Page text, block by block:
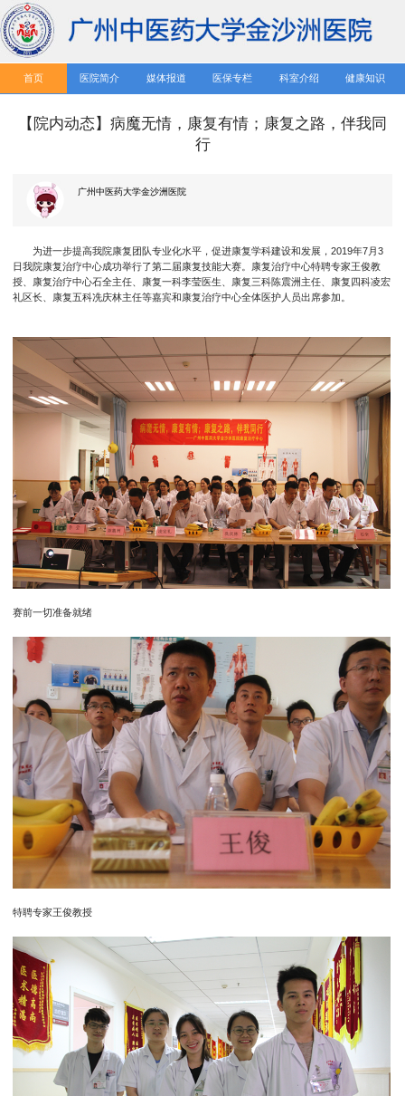
首页 医院简介 媒体报道 医保专栏 科室介绍 健康知识
【院内动态】病魔无情，康复有情；康复之路，伴我同
行
广州中医药大学金沙洲医院
为进一步提高我院康复团队专业化水平，促进康复学科建设和发展，2019年7月3
日我院康复治疗中心成功举行了第二届康复技能大赛。康复治疗中心特聘专家王俊教
授、康复治疗中心石全主任、康复一科李莹医生、康复三科陈震洲主任、康复四科凌宏
礼区长、康复五科冼庆林主任等嘉宾和康复治疗中心全体医护人员出席参加。
赛前一切准备就绪
特聘专家王俊教授